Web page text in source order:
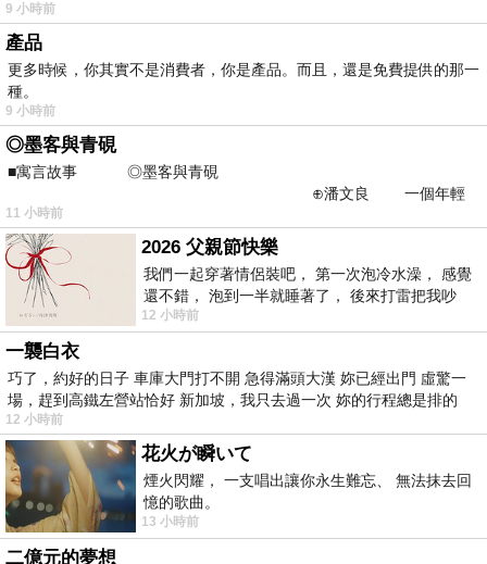
9 小時前
產品
更多時候，你其實不是消費者，你是產品。而且，還是免費提供的那一
種。
9 小時前
◎墨客與青硯
■寓言故事 ◎墨客與青硯
⊕潘文良 一個年輕
的墨客，在京城的古玩肆裡
11 小時前
2026 父親節快樂
我們一起穿著情侶裝吧， 第一次泡冷水澡， 感覺
還不錯， 泡到一半就睡著了， 後來打雷把我吵
醒， 手
12 小時前
一襲白衣
巧了，約好的日子 車庫大門打不開 急得滿頭大漢 妳已經出門 虛驚一
場，趕到高鐵左營站恰好 新加坡，我只去過一次 妳的行程總是排的
12 小時前
花火が瞬いて
煙火閃耀， 一支唱出讓你永生難忘、 無法抹去回
憶的歌曲。
13 小時前
二億元的夢想